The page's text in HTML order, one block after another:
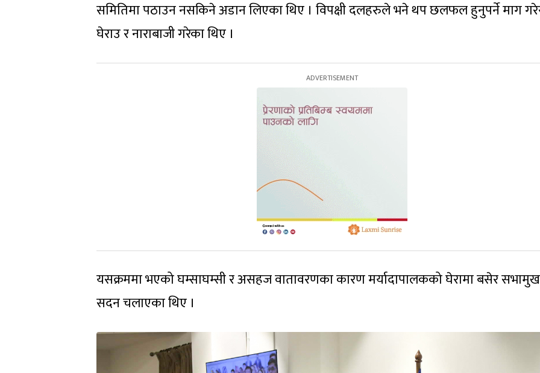
समितिमा पठाउन नसकिने अडान लिएका थिए । विपक्षी दलहरुले भने थप छलफल हुनुपर्ने माग
घेराउ र नाराबाजी गरेका थिए ।
यसक्रममा भएको घम्साघम्सी र असहज वातावरणका कारण मर्यादापालकको घेरामा बसेर
सदन चलाएका थिए ।